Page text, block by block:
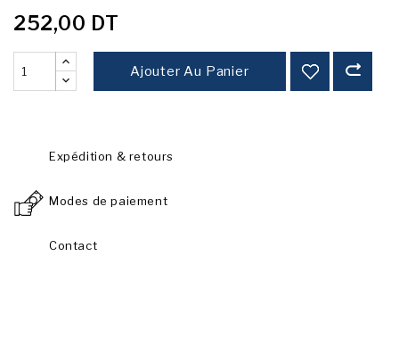
252,00 DT
Ajouter Au Panier
Expédition & retours
Modes de paiement
Contact